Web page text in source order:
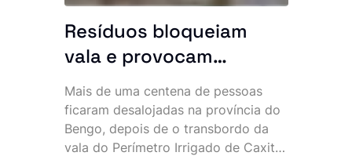
Resíduos bloqueiam
vala e provocam
inundação que
desalojou mais de 100
pessoas
Mais de uma centena de pessoas
ficaram desalojadas na província do
Bengo, depois de o transbordo da
vala do Perímetro Irrigado de Caxito